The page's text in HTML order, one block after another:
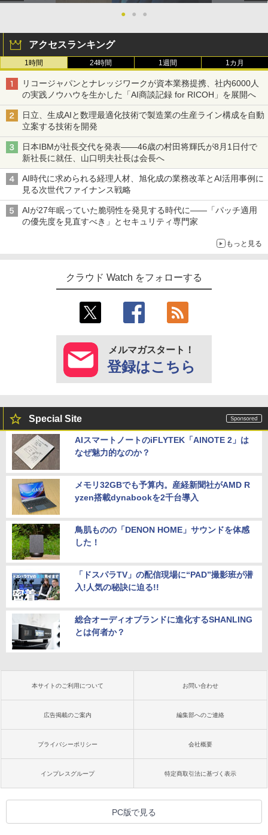
●
● ●
アクセスランキング
1時間 24時間 1週間 1カ月
リコージャパンとナレッジワークが資本業務提携、社内6000人
の実践ノウハウを生かした「AI商談記録 for RICOH」を展開へ
日立、生成AIと数理最適化技術で製造業の生産ライン構成を自動
立案する技術を開発
日本IBMが社長交代を発表――46歳の村田将輝氏が8月1日付で
新社長に就任、山口明夫社長は会長へ
AI時代に求められる経理人材、旭化成の業務改革とAI活用事例に
見る次世代ファイナンス戦略
AIが27年眠っていた脆弱性を発見する時代に――「パッチ適用
の優先度を見直すべき」とセキュリティ専門家
もっと見る
クラウド Watch をフォローする
メルマガスタート！
登録はこちら
Special Site
AIスマートノートのiFLYTEK「AINOTE 2」は
なぜ魅力的なのか？
メモリ32GBでも予算内。産経新聞社がAMD R
yzen搭載dynabookを2千台導入
鳥肌ものの「DENON HOME」サウンドを体感
した！
「ドスパラTV」の配信現場に“PAD”撮影班が潜
入!人気の秘訣に迫る!!
総合オーディオブランドに進化するSHANLING
とは何者か？
本サイトのご利用について お問い合わせ
広告掲載のご案内 編集部へのご連絡
プライバシーポリシー 会社概要
インプレスグループ 特定商取引法に基づく表示
PC版で見る